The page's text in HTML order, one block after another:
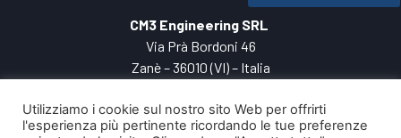
CM3 Engineering SRL
Via Prà Bordoni 46
Zanè – 36010 (VI) – Italia
P.IVA: 04271800247
INFO:cm3@cm3engineering.com
Utilizziamo i cookie sul nostro sito Web per offrirti
l'esperienza più pertinente ricordando le tue preferenze